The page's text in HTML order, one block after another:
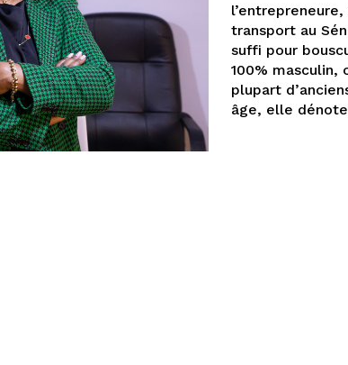
transport au
suffi pour
100% masculin,
plupart
âge, elle